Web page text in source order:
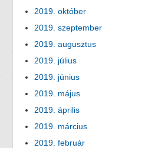
2019. október
2019. szeptember
2019. augusztus
2019. július
2019. június
2019. május
2019. április
2019. március
2019. február